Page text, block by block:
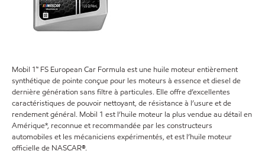
Mobil 1™ FS European Car Formula est une huile moteur entièrement
synthétique de pointe conçue pour les moteurs à essence et diesel de
dernière génération sans filtre à particules. Elle offre d’excellentes
caractéristiques de pouvoir nettoyant, de résistance à l’usure et de
rendement général. Mobil 1 est l’huile moteur la plus vendue au détail en
Amérique*, reconnue et recommandée par les constructeurs
automobiles et les mécaniciens expérimentés, et est l’huile moteur
officielle de NASCAR®.